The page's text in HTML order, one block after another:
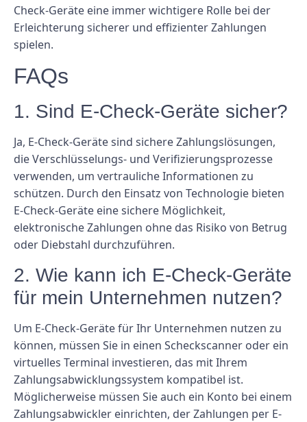
Check-Geräte eine immer wichtigere Rolle bei der
Erleichterung sicherer und effizienter Zahlungen
spielen.
FAQs
1. Sind E-Check-Geräte sicher?
Ja, E-Check-Geräte sind sichere Zahlungslösungen,
die Verschlüsselungs- und Verifizierungsprozesse
verwenden, um vertrauliche Informationen zu
schützen. Durch den Einsatz von Technologie bieten
E-Check-Geräte eine sichere Möglichkeit,
elektronische Zahlungen ohne das Risiko von Betrug
oder Diebstahl durchzuführen.
2. Wie kann ich E-Check-Geräte
für mein Unternehmen nutzen?
Um E-Check-Geräte für Ihr Unternehmen nutzen zu
können, müssen Sie in einen Scheckscanner oder ein
virtuelles Terminal investieren, das mit Ihrem
Zahlungsabwicklungssystem kompatibel ist.
Möglicherweise müssen Sie auch ein Konto bei einem
Zahlungsabwickler einrichten, der Zahlungen per E-